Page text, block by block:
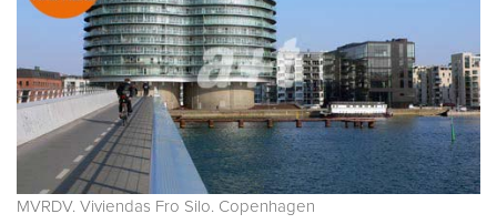
MVRDV. Viviendas Fro Silo. Copenhagen